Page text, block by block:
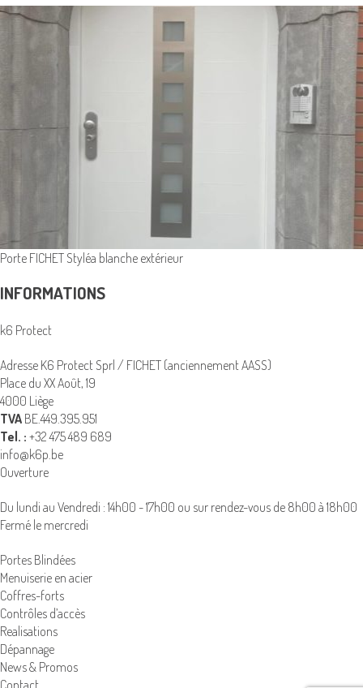
Porte FICHET Styléa blanche extérieur
INFORMATIONS
k6 Protect
Adresse K6 Protect Sprl / FICHET (anciennement AASS)
Place du XX Août, 19
4000 Liège
TVA BE.449.395.951
Tel. : +32 475 489 689
info@k6p.be
Ouverture
Du lundi au Vendredi : 14h00 - 17h00 ou sur rendez-vous de 8h00 à 18h00
Fermé le mercredi
Portes Blindées
Menuiserie en acier
Coffres-forts
Contrôles d’accès
Realisations
Dépannage
News & Promos
Contact